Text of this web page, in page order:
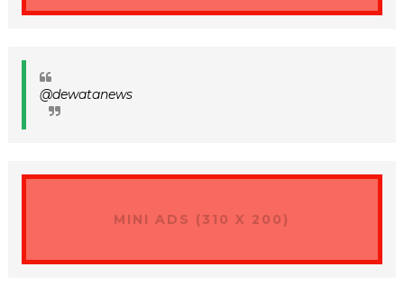
@dewatanews
MINI ADS (310 X 200)